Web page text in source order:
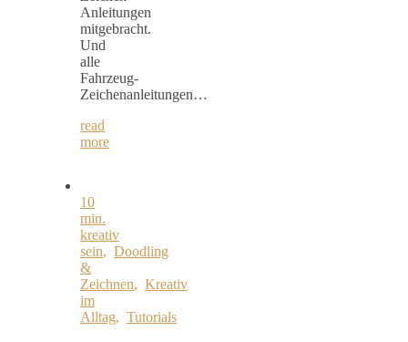
Anleitungen
mitgebracht.
Und
alle
Fahrzeug-
Zeichenanleitungen…
read
more
10
min.
kreativ
sein, Doodling
&
Zeichnen, Kreativ
im
Alltag, Tutorials